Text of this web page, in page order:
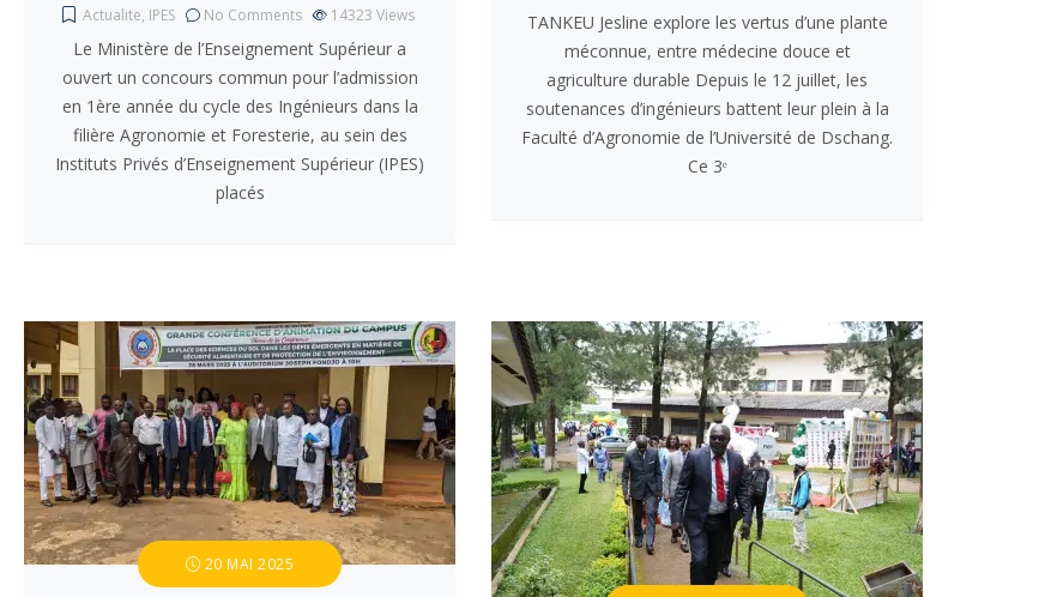
Actualite, IPES No Comments 14323 Views
Le Ministère de l’Enseignement Supérieur a
ouvert un concours commun pour l’admission
en 1ère année du cycle des Ingénieurs dans la
filière Agronomie et Foresterie, au sein des
Instituts Privés d’Enseignement Supérieur (IPES)
placés
TANKEU Jesline explore les vertus d’une plante
méconnue, entre médecine douce et
agriculture durable Depuis le 12 juillet, les
soutenances d’ingénieurs battent leur plein à la
Faculté d’Agronomie de l’Université de Dschang.
Ce 3ᵉ
20 MAI 2025